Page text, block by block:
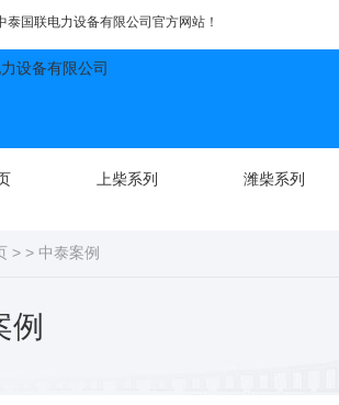
泰国联电力设备有限公司官方网站！
上柴系列 潍柴系列
> > 中泰案例
例